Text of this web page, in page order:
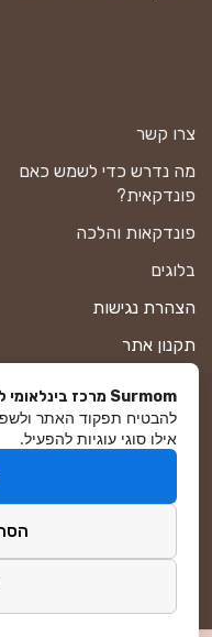
צרו קשר
מה נדרש כדי לשמש כאם
פונדקאית?
פונדקאות והלכה
בלוגים
הצהרת נגישות
תקנון אתר
מפת אתר
פיתוח
Surmom מרכז בינלאומי לפונדקאות
להבטיח תפקוד האתר
אילו סוגי עוגיות להפעיל.